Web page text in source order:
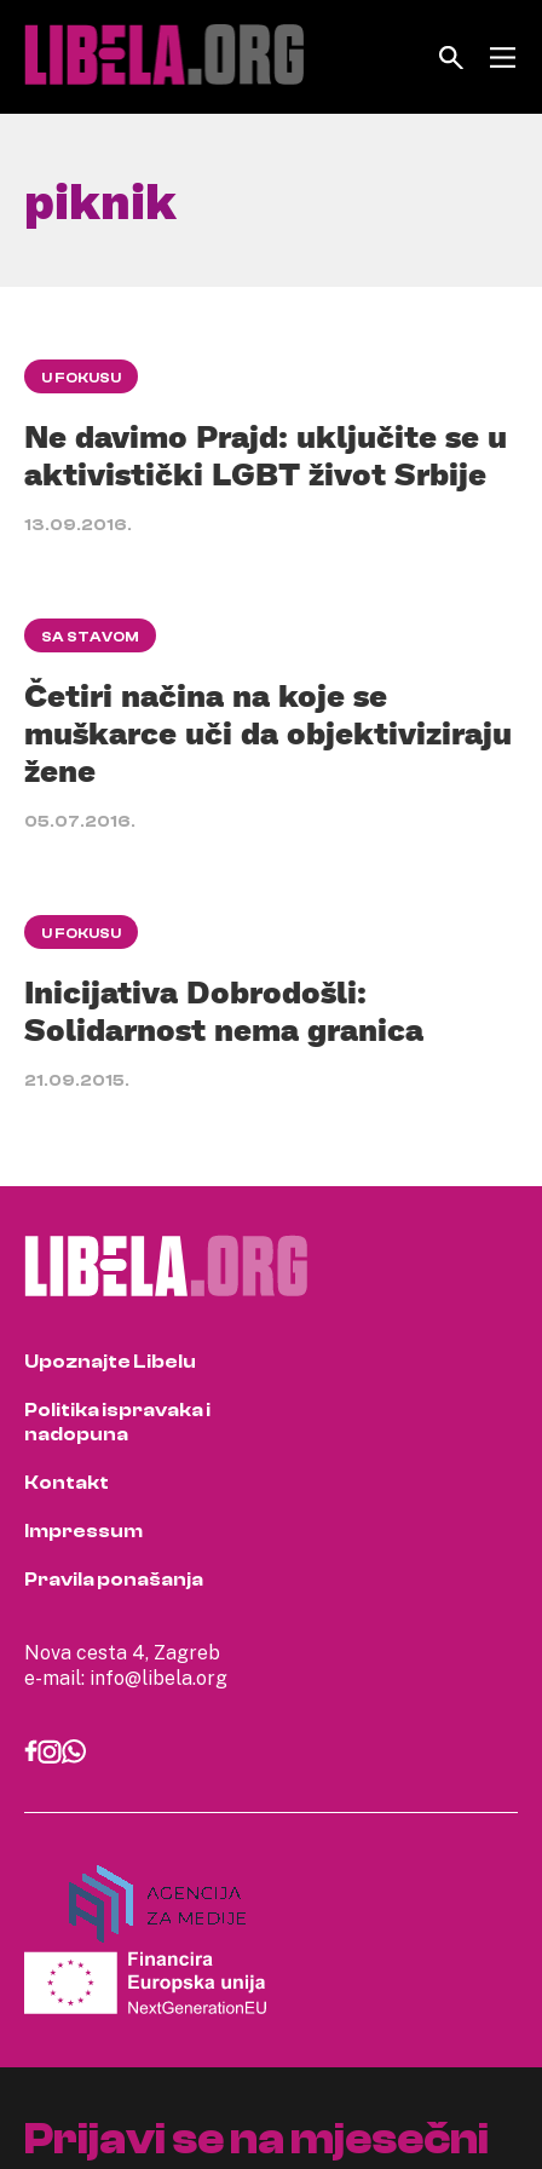
piknik
U FOKUSU
Ne davimo Prajd: uključite se u
aktivistički LGBT život Srbije
13.09.2016.
SA STAVOM
Četiri načina na koje se
muškarce uči da objektiviziraju
žene
05.07.2016.
U FOKUSU
Inicijativa Dobrodošli:
Solidarnost nema granica
21.09.2015.
Nova cesta 4, Zagreb
e-mail: info@libela.org
Upoznajte Libelu
Politika ispravaka i
nadopuna
Kontakt
Impressum
Pravila ponašanja
Prijavi se na mjesečni